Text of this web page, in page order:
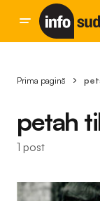
Prima pagină
petah
1 post